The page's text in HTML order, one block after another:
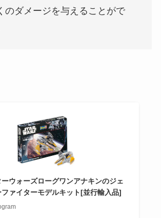
のダメージを与えることがで
ウォーズローグワンアナキンのジェ
ファイターモデルキット[並行輸入品]